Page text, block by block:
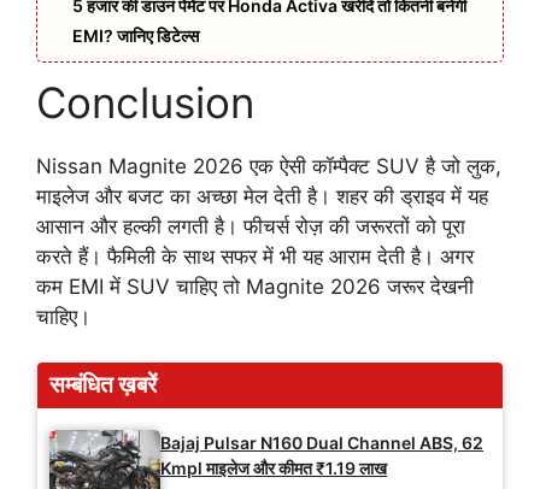
5 हजार की डाउन पेमेंट पर Honda Activa खरीदें तो कितनी बनेगी
EMI? जानिए डिटेल्स
Conclusion
Nissan Magnite 2026 एक ऐसी कॉम्पैक्ट SUV है जो लुक,
माइलेज और बजट का अच्छा मेल देती है। शहर की ड्राइव में यह
आसान और हल्की लगती है। फीचर्स रोज़ की जरूरतों को पूरा
करते हैं। फैमिली के साथ सफर में भी यह आराम देती है। अगर
कम EMI में SUV चाहिए तो Magnite 2026 जरूर देखनी
चाहिए।
सम्बंधित ख़बरें
Bajaj Pulsar N160 Dual Channel ABS, 62
Kmpl माइलेज और कीमत ₹1.19 लाख